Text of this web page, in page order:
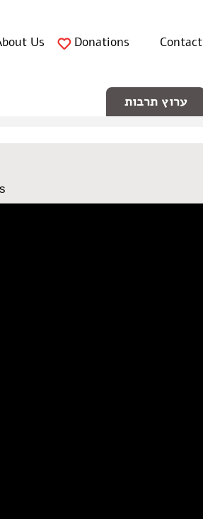
Contact
Donations
Us
ערוץ תרבות